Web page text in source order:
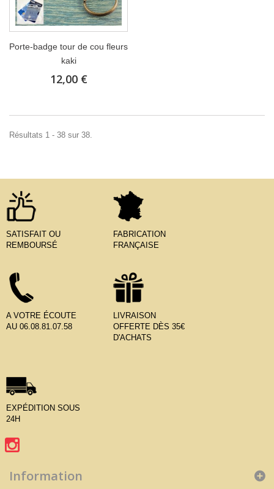
Porte-badge tour de cou fleurs
kaki
12,00 €
Résultats 1 - 38 sur 38.
SATISFAIT OU
REMBOURSÉ
FABRICATION
FRANÇAISE
A VOTRE ÉCOUTE
AU 06.08.81.07.58
LIVRAISON
OFFERTE DÈS 35€
D'ACHATS
EXPÉDITION SOUS
24H
Information